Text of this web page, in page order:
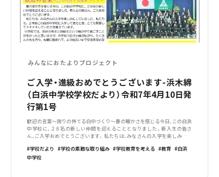
みんなにおたよりプロジェクト
ご入学・進級おめでとうございます-浜木綿
（白浜中学校学校だより）令和7年4月10日発
行第1号
歓迎の言葉～誇りの持てる白中づくり～春の暖かさを感じる今日、この白浜
中学校に、２８名の新しい仲間を迎えることとなりました。新入生の皆さ
ん、ご入学おめでとうございます。私たちは、みなさんの入学を楽しみにし
緊張してドキドキしていたのを覚
学校だより 学校の素敵な取り組み 学校教育を考える 教育
白浜
中学校